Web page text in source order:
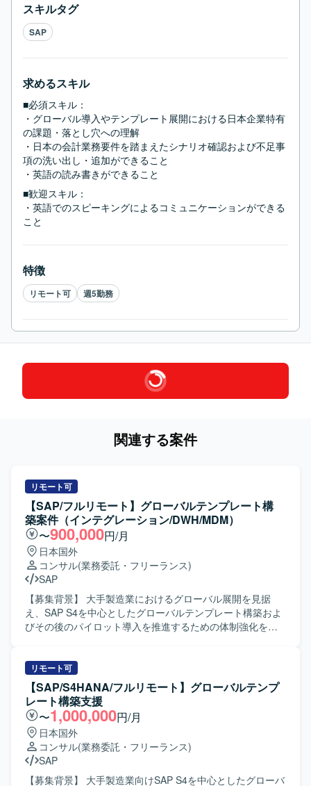
スキルタグ
SAP
求めるスキル
■必須スキル：
・グローバル導入やテンプレート展開における日本企業特有
の課題・落とし穴への理解
・日本の会計業務要件を踏まえたシナリオ確認および不足事
項の洗い出し・追加ができること
・英語の読み書きができること
■歓迎スキル：
・英語でのスピーキングによるコミュニケーションができる
こと
特徴
リモート可 週5勤務
関連する案件
リモート可
【SAP/フルリモート】グローバルテンプレート構
築案件（インテグレーション/DWH/MDM）
〜900,000円/月
日本国外
コンサル(業務委託・フリーランス)
SAP
【募集背景】 大手製造業におけるグローバル展開を見据
え、SAP S4を中心としたグローバルテンプレート構築およ
びその後のパイロット導入を推進するための体制強化を行
インテグレーション、グローバルDWH・レポート基盤、グ
ローバルMDM基盤のいずれかの領域を担当していただきま
す。 インテグレーション領域では、アーキテクチャ全体を
俯瞰しつつ関連チームやステークホルダーと連携し、横断
課題の解決推進や要件・設計の品質担保を行っていただき
ます。 グローバルDWH・レポート基盤領域では、グローバ
ルDWH/Report基盤の要件定義・基本設計を行い、
Functionalチームやインフラ・アーキチームと連携しなが
ら、システムおよび機能配置、システム化要件定義、基本
リモート可
【SAP/S4HANA/フルリモート】グローバルテンプ
レート構築支援
〜1,000,000円/月
日本国外
コンサル(業務委託・フリーランス)
SAP
【募集背景】 大手製造業向けSAP S4を中心としたグローバ